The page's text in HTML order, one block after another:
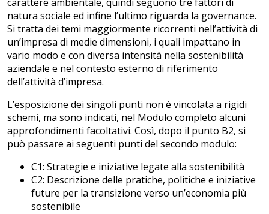
natura sociale ed infine l’ultimo riguarda la governance.
Si tratta dei temi maggiormente ricorrenti nell’attività di
un’impresa di medie dimensioni, i quali impattano in
vario modo e con diversa intensità nella sostenibilità
aziendale e nel contesto esterno di riferimento
dell’attività d’impresa.
L’esposizione dei singoli punti non è vincolata a rigidi
schemi, ma sono indicati, nel Modulo completo alcuni
approfondimenti facoltativi. Così, dopo il punto B2, si
può passare ai seguenti punti del secondo modulo:
C1: Strategie e iniziative legate alla sostenibilità
C2: Descrizione delle pratiche, politiche e iniziative
future per la transizione verso un’economia più
sostenibile